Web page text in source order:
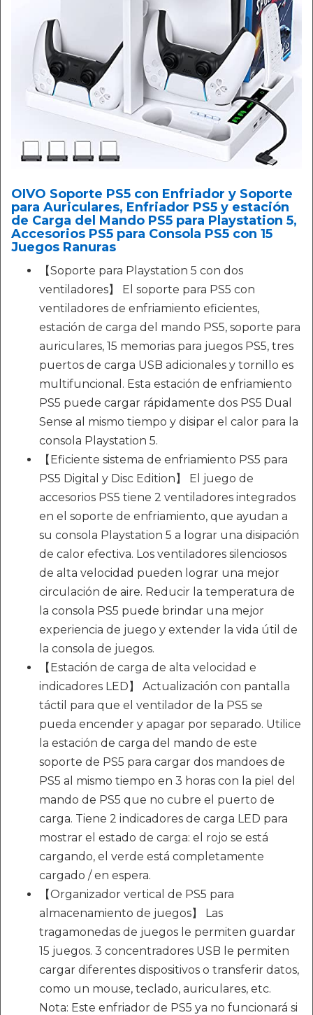
OIVO Soporte PS5 con Enfriador y Soporte
para Auriculares, Enfriador PS5 y estación
de Carga del Mando PS5 para Playstation 5,
Accesorios PS5 para Consola PS5 con 15
Juegos Ranuras
【Soporte para Playstation 5 con dos
ventiladores】 El soporte para PS5 con
ventiladores de enfriamiento eficientes,
estación de carga del mando PS5, soporte para
auriculares, 15 memorias para juegos PS5, tres
puertos de carga USB adicionales y tornillo es
multifuncional. Esta estación de enfriamiento
PS5 puede cargar rápidamente dos PS5 Dual
Sense al mismo tiempo y disipar el calor para la
consola Playstation 5.
【Eficiente sistema de enfriamiento PS5 para
PS5 Digital y Disc Edition】 El juego de
accesorios PS5 tiene 2 ventiladores integrados
en el soporte de enfriamiento, que ayudan a
su consola Playstation 5 a lograr una disipación
de calor efectiva. Los ventiladores silenciosos
de alta velocidad pueden lograr una mejor
circulación de aire. Reducir la temperatura de
la consola PS5 puede brindar una mejor
experiencia de juego y extender la vida útil de
la consola de juegos.
【Estación de carga de alta velocidad e
indicadores LED】 Actualización con pantalla
táctil para que el ventilador de la PS5 se
pueda encender y apagar por separado. Utilice
la estación de carga del mando de este
soporte de PS5 para cargar dos mandoes de
PS5 al mismo tiempo en 3 horas con la piel del
mando de PS5 que no cubre el puerto de
carga. Tiene 2 indicadores de carga LED para
mostrar el estado de carga: el rojo se está
cargando, el verde está completamente
cargado / en espera.
【Organizador vertical de PS5 para
almacenamiento de juegos】 Las
tragamonedas de juegos le permiten guardar
15 juegos. 3 concentradores USB le permiten
cargar diferentes dispositivos o transferir datos,
como un mouse, teclado, auriculares, etc.
Nota: Este enfriador de PS5 ya no funcionará si